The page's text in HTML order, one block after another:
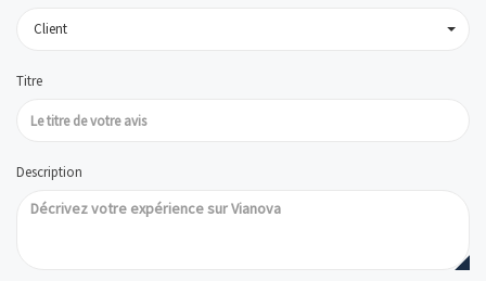
Client
Titre
Description